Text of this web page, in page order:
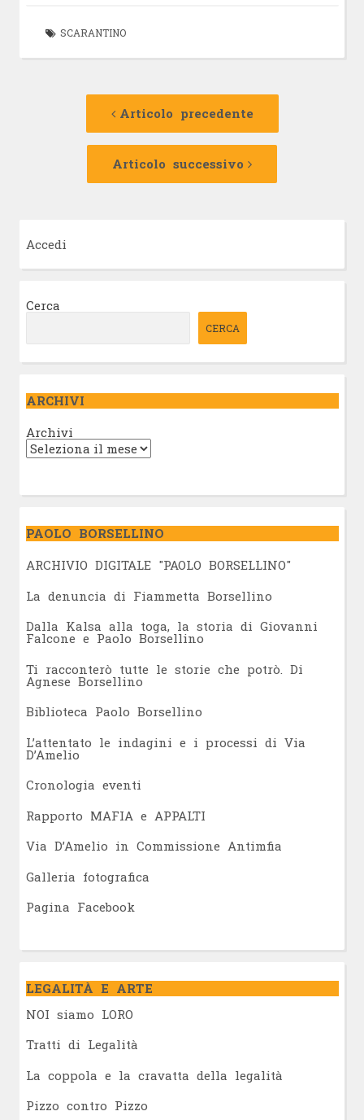
SCARANTINO
Navigazione
Articolo precedente
Articolo
Articolo successivo
Articolo
Accedi
Cerca
CERCA
ARCHIVI
Archivi
PAOLO BORSELLINO
ARCHIVIO DIGITALE "PAOLO BORSELLINO"
La denuncia di Fiammetta Borsellino
Dalla Kalsa alla toga, la storia di Giovanni
Falcone e Paolo Borsellino
Ti racconterò tutte le storie che potrò. Di
Agnese Borsellino
Biblioteca Paolo Borsellino
L’attentato le indagini e i processi di Via
D’Amelio
Cronologia eventi
Rapporto MAFIA e APPALTI
Via D’Amelio in Commissione Antimfia
Galleria fotografica
Pagina Facebook
LEGALITÀ E ARTE
NOI siamo LORO
Tratti di Legalità
La coppola e la cravatta della legalità
Pizzo contro Pizzo